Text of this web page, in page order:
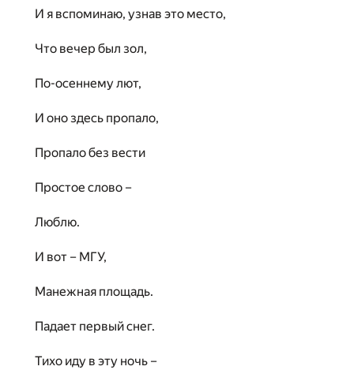
И я вспоминаю, узнав это место,
Что вечер был зол,
По-осеннему лют,
И оно здесь пропало,
Пропало без вести
Простое слово –
Люблю.
И вот – МГУ,
Манежная площадь.
Падает первый снег.
Тихо иду в эту ночь –